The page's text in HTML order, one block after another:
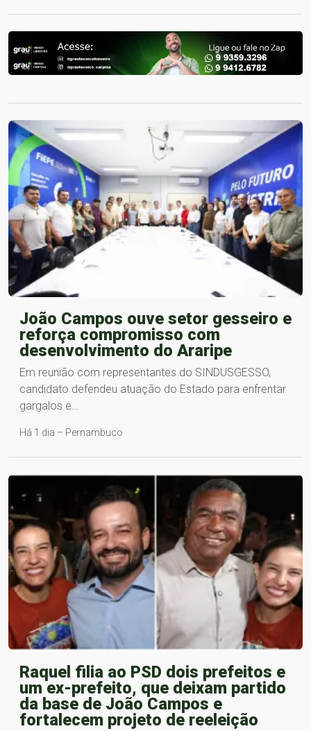
João Campos ouve setor gesseiro e
reforça compromisso com
desenvolvimento do Araripe
Em reunião com representantes do SINDUSGESSO,
candidato defendeu atuação do Estado para enfrentar
gargalos e…
Há 1 dia – Pernambuco
Raquel filia ao PSD dois prefeitos e
um ex-prefeito, que deixam partido
da base de João Campos e
fortalecem projeto de reeleição